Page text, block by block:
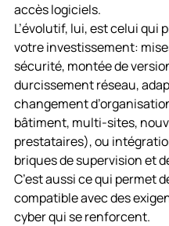
accès logiciels.
L’évolutif, lui, est celui qui
votre investissement:
sécurité, montée de
durcissement réseau,
changement
bâtiment, multi-sites,
prestataires), ou
briques de supervision et
C’est aussi ce qui permet
compatible avec des
cyber qui se renforcent.